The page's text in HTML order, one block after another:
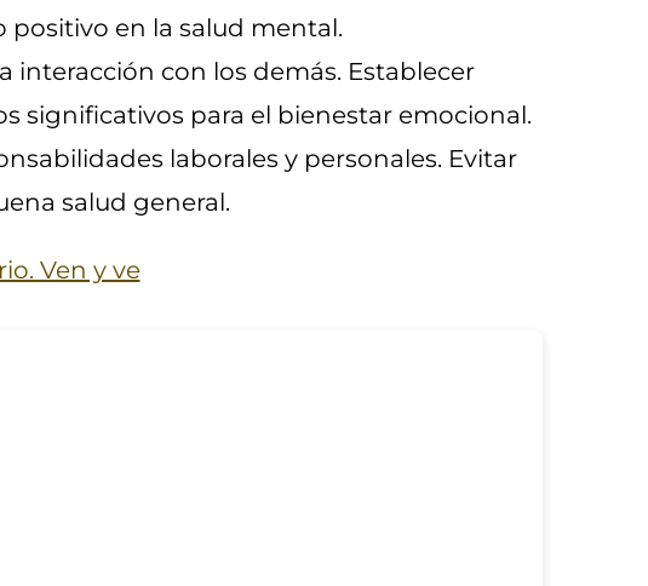
en la salud mental.
interacción con los demás. Establecer
significativos para el bienestar emocional.
laborales y personales. Evitar
salud general.
Ven y ve